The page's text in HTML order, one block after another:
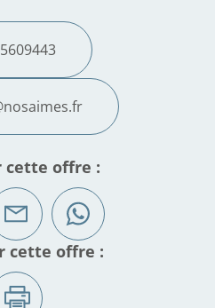
cette offre :
cette offre :